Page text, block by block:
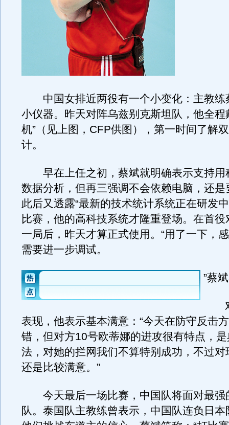
中国女排近两役有一个小变化：主教练
小仪器。昨天对阵乌兹别克斯坦队，他全程
机”（见上图，CFP供图），第一时间了解
计。
早在上任之初，蔡斌就明确表示支持用
数据分析，但再三强调不会依赖电脑，还是
此后又透露“最新的技术统计系统正在研发
比赛，他的高科技系统才隆重登场。在首
一局后，昨天才算正式使用。“用了一下，
需要进一步调试。
”蔡
对
表现，他表示基本满意：“今天在防守反击
错，但对方10号欧蒂娜的进攻很有特点，
法，对她的拦网我们不算特别成功，不过对
还是比较满意。”
今天最后一场比赛，中国队将面对最强
队。泰国队主教练曾表示，中国队连负日